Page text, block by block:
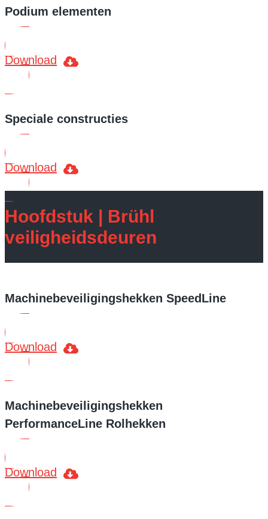
Podium elementen
Download
Speciale constructies
Download
Hoofdstuk | Brühl
veiligheidsdeuren
Machinebeveiligingshekken SpeedLine
Download
Machinebeveiligingshekken
PerformanceLine Rolhekken
Download